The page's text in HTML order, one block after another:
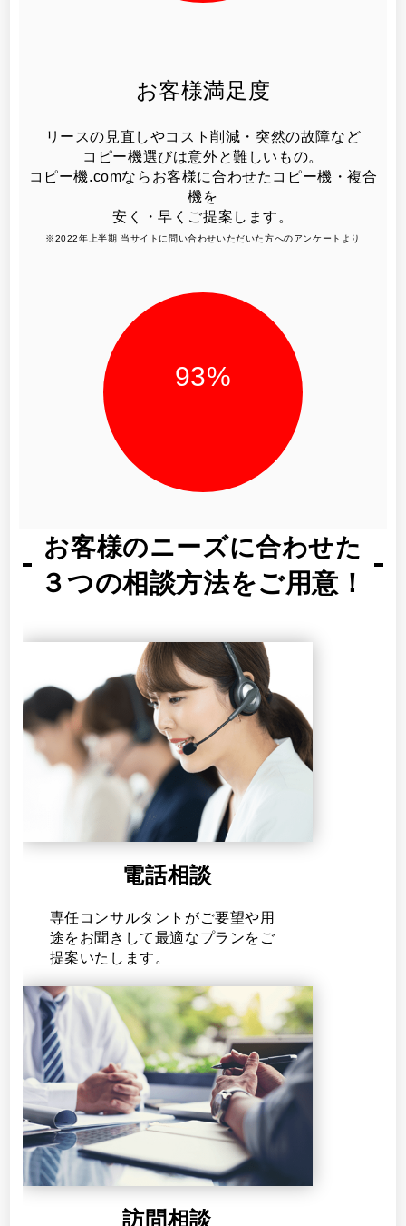
お客様満足度
リースの見直しやコスト削減・突然の故障など
コピー機選びは意外と難しいもの。
コピー機.comならお客様に合わせたコピー機・複合
機を
安く・早くご提案します。
※2022年上半期 当サイトに問い合わせいただいた方へのアンケートより
93%
お客様のニーズに合わせた
３つの相談方法をご用意！
電話相談
専任コンサルタントがご要望や用
途をお聞きして最適なプランをご
提案いたします。
訪問相談